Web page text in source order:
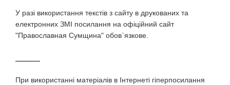
У разi використання текстiв з сайту в друкованих та
електронних ЗМI посилання на офіційний сайт
"Православная Сумщина" обов`язкове.
При використаннi матерiалiв в Iнтернетi гiперпосилання